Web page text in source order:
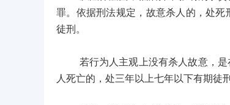
罪。依据刑法规定，故意杀人的，处
徒刑。
若行为人主观上没有杀人故意，是
人死亡的，处三年以上七年以下有期徒